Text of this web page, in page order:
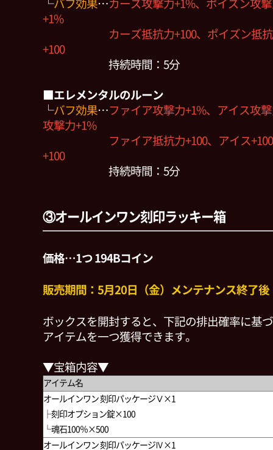
└バフ効果…カーズ攻撃力+1%、ポイズン攻
+1%
カーズ抵抗力+100、ポイズン抵抗力
+100
持続時間：5分
■エレメンタルのルーン
└バフ効果…ファイア攻撃力+1%、アイス攻
攻撃力+1%
ファイア抵抗力+100、アイス+100、
+100
持続時間：5分
③オールインワン刻印ラッキー箱
価格…1つ 194Bコイン
販売期間：5月20日（金）メンテナンス終了後
ボックスを開封すると、下記の排出確率に基
アイテムを一つ獲得できます。
▼宝箱内容▼
アイテム名
オールインワン 刻印パッケージⅤ×1
├刻印オプション錠×100
└魂石100％×500
オールインワン 刻印パッケージⅣ×1